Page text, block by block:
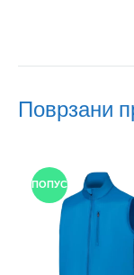
Поврзани
ПОПУСТ